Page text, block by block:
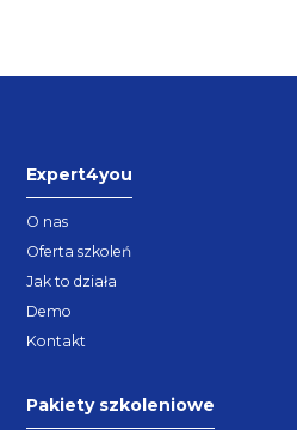
Expert4you
O nas
Oferta szkoleń
Jak to działa
Demo
Kontakt
Pakiety szkoleniowe